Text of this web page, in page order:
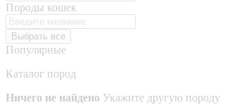
Породы кошек
Выбрать все
Популярные
Каталог пород
Ничего не найдено Укажите другую породу